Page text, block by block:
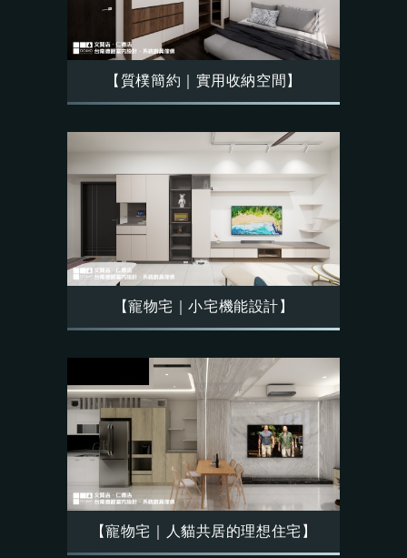
【質樸簡約｜實用收納空間】
【寵物宅｜小宅機能設計】
【寵物宅｜人貓共居的理想住宅】